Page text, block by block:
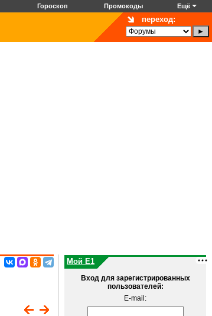
Гороскоп Промокоды Ещё
переход:
Мой E1
Вход для зарегистрированных
пользователей:
E-mail: